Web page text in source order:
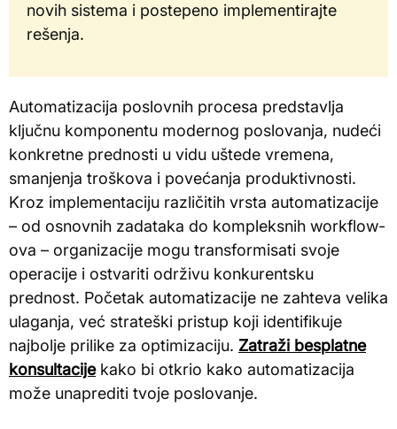
novih sistema i postepeno implementirajte
rešenja.
Automatizacija poslovnih procesa predstavlja
ključnu komponentu modernog poslovanja, nudeći
konkretne prednosti u vidu uštede vremena,
smanjenja troškova i povećanja produktivnosti.
Kroz implementaciju različitih vrsta automatizacije
– od osnovnih zadataka do kompleksnih workflow-
ova – organizacije mogu transformisati svoje
operacije i ostvariti održivu konkurentsku
prednost. Početak automatizacije ne zahteva velika
ulaganja, već strateški pristup koji identifikuje
najbolje prilike za optimizaciju. Zatraži besplatne
konsultacijekako bi otkrio kako automatizacija
može unaprediti tvoje poslovanje.